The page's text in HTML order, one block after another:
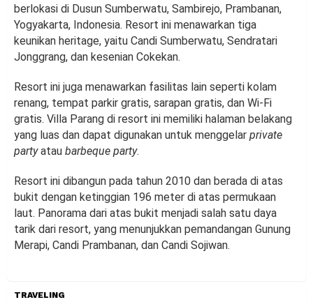
berlokasi di Dusun Sumberwatu, Sambirejo, Prambanan,
Yogyakarta, Indonesia. Resort ini menawarkan tiga
keunikan heritage, yaitu Candi Sumberwatu, Sendratari
Jonggrang, dan kesenian Cokekan.
Resort ini juga menawarkan fasilitas lain seperti kolam
renang, tempat parkir gratis, sarapan gratis, dan Wi-Fi
gratis. Villa Parang di resort ini memiliki halaman belakang
yang luas dan dapat digunakan untuk menggelar private
partyatau barbeque party.
Resort ini dibangun pada tahun 2010 dan berada di atas
bukit dengan ketinggian 196 meter di atas permukaan
laut. Panorama dari atas bukit menjadi salah satu daya
tarik dari resort, yang menunjukkan pemandangan Gunung
Merapi, Candi Prambanan, dan Candi Sojiwan.
TRAVELING